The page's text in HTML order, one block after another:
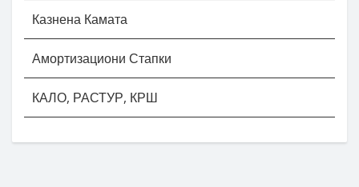
Казнена Камата
Амортизациони Стапки
КАЛО, РАСТУР, КРШ